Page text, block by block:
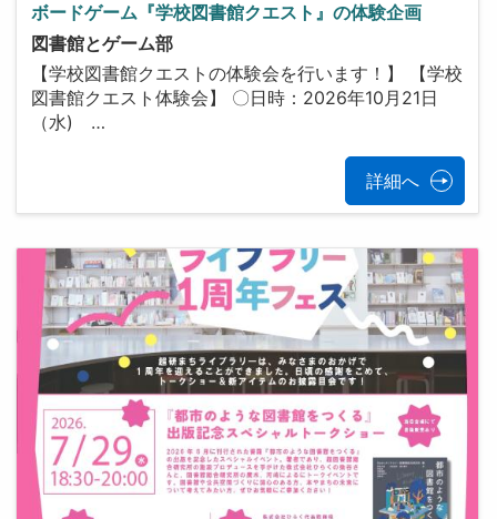
ボードゲーム『学校図書館クエスト』の体験企画
図書館とゲーム部
【学校図書館クエストの体験会を行います！】 【学校
図書館クエスト体験会】 〇日時：2026年10月21日
（水) …
詳細へ